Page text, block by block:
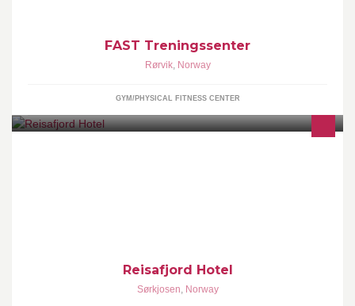
FAST Treningssenter
Rørvik, Norway
GYM/PHYSICAL FITNESS CENTER
Reisafjord Hotel
Sørkjosen, Norway